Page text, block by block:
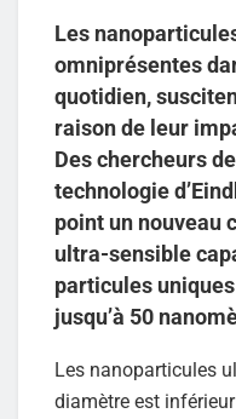
Les
omniprésentes
quotidien,
raison de leur
Des chercheurs
technologie
point un nouveau
ultra-sensible
particules
jusqu’à 50
Les nanoparticules
diamètre est